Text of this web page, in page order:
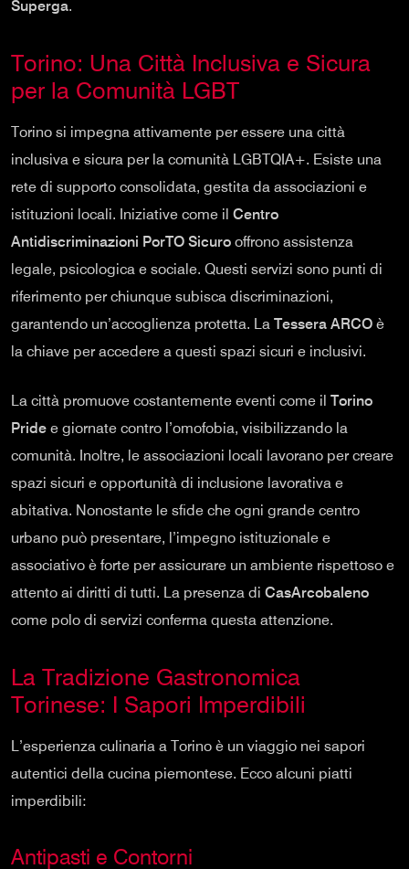
Superga.
Torino: Una Città Inclusiva e Sicura
per la Comunità LGBT
Torino si impegna attivamente per essere una città
inclusiva e sicura per la comunità LGBTQIA+. Esiste una
rete di supporto consolidata, gestita da associazioni e
istituzioni locali. Iniziative come il Centro
Antidiscriminazioni PorTO Sicuro offrono assistenza
legale, psicologica e sociale. Questi servizi sono punti di
riferimento per chiunque subisca discriminazioni,
garantendo un’accoglienza protetta. La Tessera ARCO è
la chiave per accedere a questi spazi sicuri e inclusivi.
La città promuove costantemente eventi come il Torino
Pride e giornate contro l’omofobia, visibilizzando la
comunità. Inoltre, le associazioni locali lavorano per creare
spazi sicuri e opportunità di inclusione lavorativa e
abitativa. Nonostante le sfide che ogni grande centro
urbano può presentare, l’impegno istituzionale e
associativo è forte per assicurare un ambiente rispettoso e
attento ai diritti di tutti. La presenza di CasArcobaleno
come polo di servizi conferma questa attenzione.
La Tradizione Gastronomica
Torinese: I Sapori Imperdibili
L’esperienza culinaria a Torino è un viaggio nei sapori
autentici della cucina piemontese. Ecco alcuni piatti
imperdibili:
Antipasti e Contorni